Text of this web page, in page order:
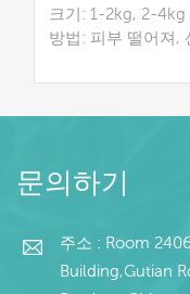
크기: 1-2kg, 2-4kg
방법: 피부 떨어져,
위한 폴리 부대, 외
문의하기
주소 : Room
Building,Gutian